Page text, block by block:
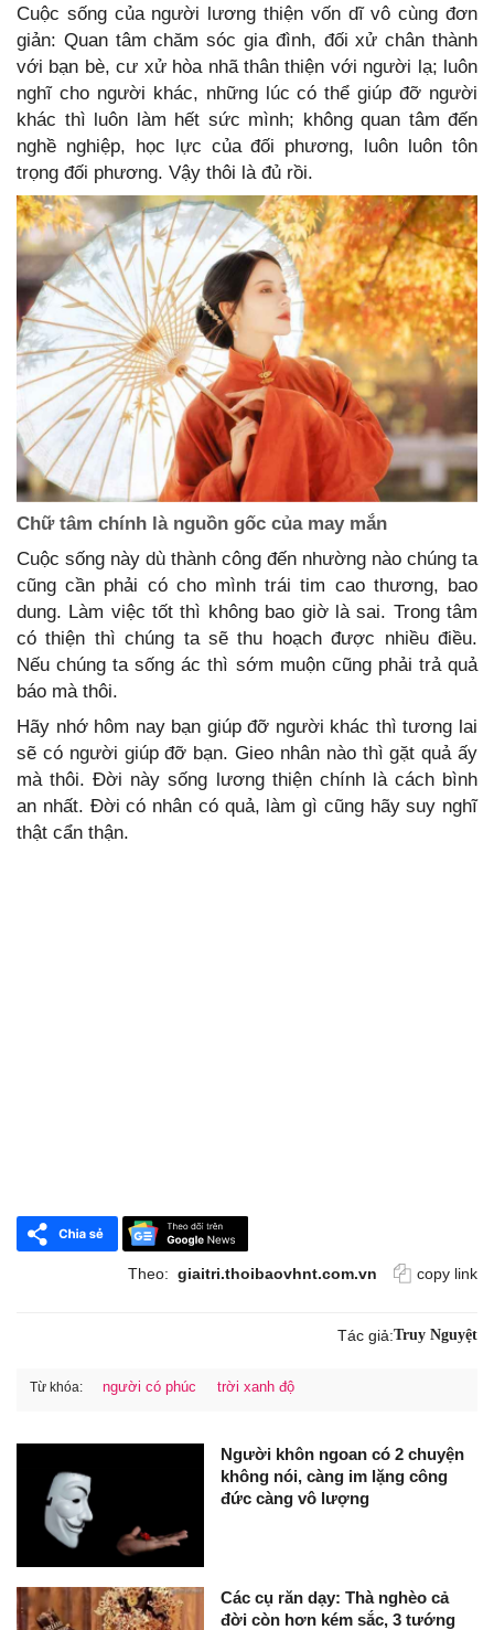
Cuộc sống của người lương thiện vốn dĩ vô cùng đơn
giản: Quan tâm chăm sóc gia đình, đối xử chân thành
với bạn bè, cư xử hòa nhã thân thiện với người lạ; luôn
nghĩ cho người khác, những lúc có thể giúp đỡ người
khác thì luôn làm hết sức mình; không quan tâm đến
nghề nghiệp, học lực của đối phương, luôn luôn tôn
trọng đối phương. Vậy thôi là đủ rồi.
Chữ tâm chính là nguồn gốc của may mắn
Cuộc sống này dù thành công đến nhường nào chúng ta
cũng cần phải có cho mình trái tim cao thương, bao
dung. Làm việc tốt thì không bao giờ là sai. Trong tâm
có thiện thì chúng ta sẽ thu hoạch được nhiều điều.
Nếu chúng ta sống ác thì sớm muộn cũng phải trả quả
báo mà thôi.
Hãy nhớ hôm nay bạn giúp đỡ người khác thì tương lai
sẽ có người giúp đỡ bạn. Gieo nhân nào thì gặt quả ấy
mà thôi. Đời này sống lương thiện chính là cách bình
an nhất. Đời có nhân có quả, làm gì cũng hãy suy nghĩ
thật cẩn thận.
Theo: giaitri.thoibaovhnt.com.vn copy link
Tác giả:Truy Nguyệt
Từ khóa: người có phúc trời xanh độ
Người khôn ngoan có 2 chuyện
không nói, càng im lặng công
đức càng vô lượng
Các cụ răn dạy: Thà nghèo cả
đời còn hơn kém sắc, 3 tướng